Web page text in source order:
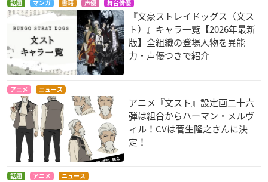
話題 マンガ 書籍 声優 舞台俳優
『文豪ストレイドッグス（文ス
ト）』キャラ一覧【2026年最新
版】全組織の登場人物を異能
力・声優つきで紹介
アニメ ニュース
アニメ『文スト』設定画二十六
弾は組合からハーマン・メルヴ
ィル！CVは菅生隆之さんに決
定！
話題 アニメ ニュース